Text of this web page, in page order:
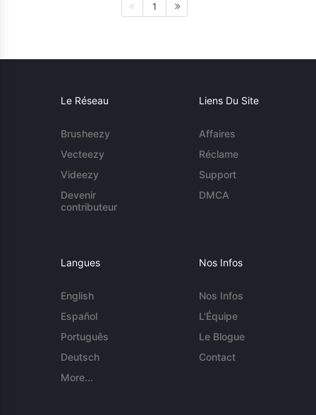
1
Le Réseau
Brusheezy
Vecteezy
Videezy
Devenir
contributeur
Liens Du Site
Affaires
Réclame
Support
DMCA
Langues
English
Español
Português
Deutsch
More...
Nos Infos
Nos Infos
L'Équipe
Le Blogue
Contact